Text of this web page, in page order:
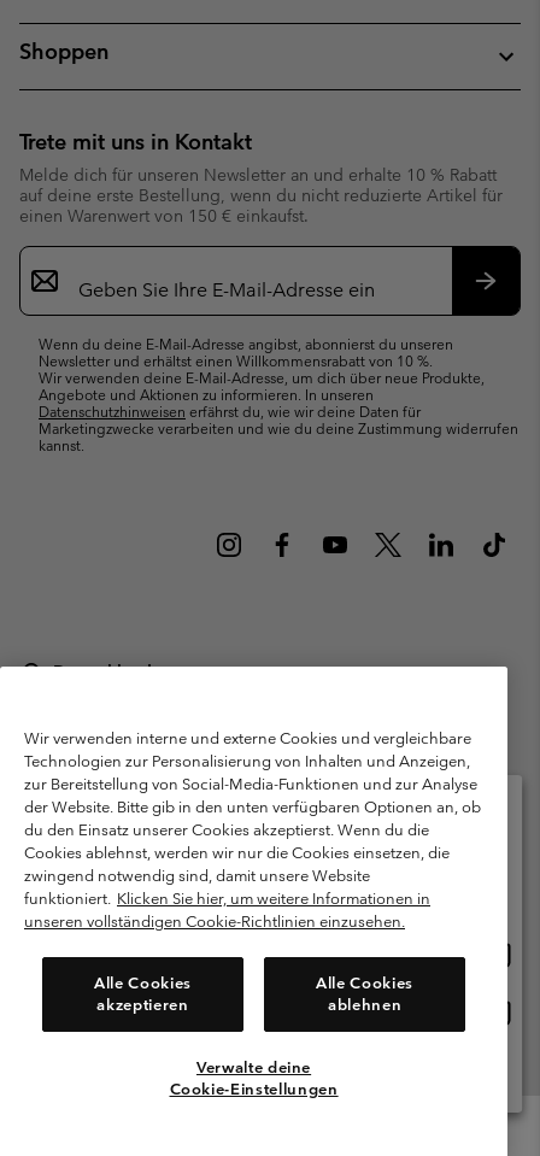
Shoppen
Trete mit uns in Kontakt
Melde dich für unseren Newsletter an und erhalte 10 % Rabatt
auf deine erste Bestellung, wenn du nicht reduzierte Artikel für
einen Warenwert von 150 € einkaufst.
Newsletter-
Anmeldung
Wenn du deine E-Mail-Adresse angibst, abonnierst du unseren
Newsletter und erhältst einen Willkommensrabatt von 10 %.
Wir verwenden deine E-Mail-Adresse, um dich über neue Produkte,
Angebote und Aktionen zu informieren. In unseren
Datenschutzhinweisen erfährst du, wie wir deine Daten für
Marketingzwecke verarbeiten und wie du deine Zustimmung widerrufen
kannst.
Deutschland
München Deutschland. Alle Rechte vorbehalten.
Nutzungsbedingungen
Allgemeine Verkaufsbedingungen
Garantie
Datenschutzerklärung
Bestimmungen und Bedingungen des Mitglieder Programms
Nutzungsbedingungen Für Nutzergenerierte Inhalte
Cookies
Public CBCR
Kundenservice: Mo- Fr. 9:00 - 13:00 & 14:00- 18:00 Uhr
(+)498912081004
Wir verwenden interne und externe Cookies und vergleichbare
Technologien zur Personalisierung von Inhalten und Anzeigen,
zur Bereitstellung von Social-Media-Funktionen und zur Analyse
der Website. Bitte gib in den unten verfügbaren Optionen an, ob
du den Einsatz unserer Cookies akzeptierst. Wenn du die
Cookies ablehnst, werden wir nur die Cookies einsetzen, die
zwingend notwendig sind, damit unsere Website
funktioniert. Klicken Sie hier, um weitere Informationen in
unseren vollständigen Cookie-Richtlinien einzusehen.
Alle Cookies
akzeptieren
Alle Cookies
ablehnen
Verwalte deine
Cookie-Einstellungen
Bitte wählen Sie Ihr Lieferland und Ihre Sprache
Online-Einkauf verfügbar
Deutschland
Alle Länder Anzeigen